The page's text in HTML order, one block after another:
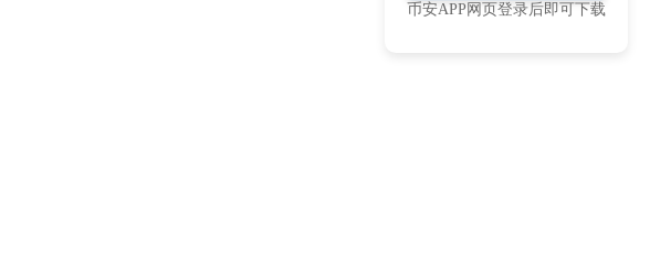
币安APP网页登录后即可下载